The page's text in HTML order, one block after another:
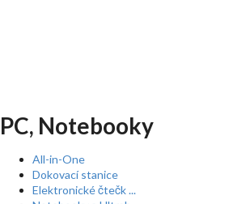
PC, Notebooky
All-in-One
Dokovací stanice
Elektronické čtečk ...